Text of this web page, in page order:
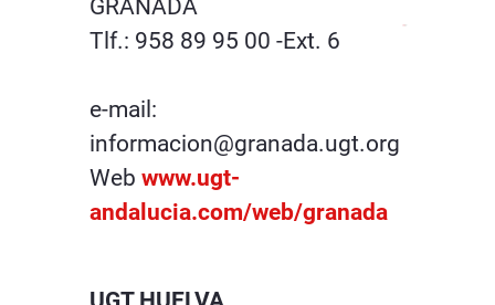
GRANADA
Tlf.: 958 89 95 00 -Ext. 6
e-mail:
informacion@granada.ugt.org
Web www.ugt-
andalucia.com/web/granada